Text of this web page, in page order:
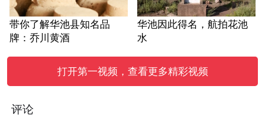
带你了解华池县知名品
牌：乔川黄酒
华池因此得名，航拍花池
水
打开第一视频，查看更多精彩视频
评论